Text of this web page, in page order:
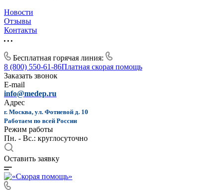
Новости
Отзывы
Контакты
Бесплатная горячая линия:
8 (800) 550-61-86Платная скорая помощь
Заказать звонок
E-mail
info@medep.ru
Адрес
г. Москва, ул. Фотиевой д. 10
Работаем по всей России
Режим работы
Пн. - Вс.: круглосуточно
Оставить заявку